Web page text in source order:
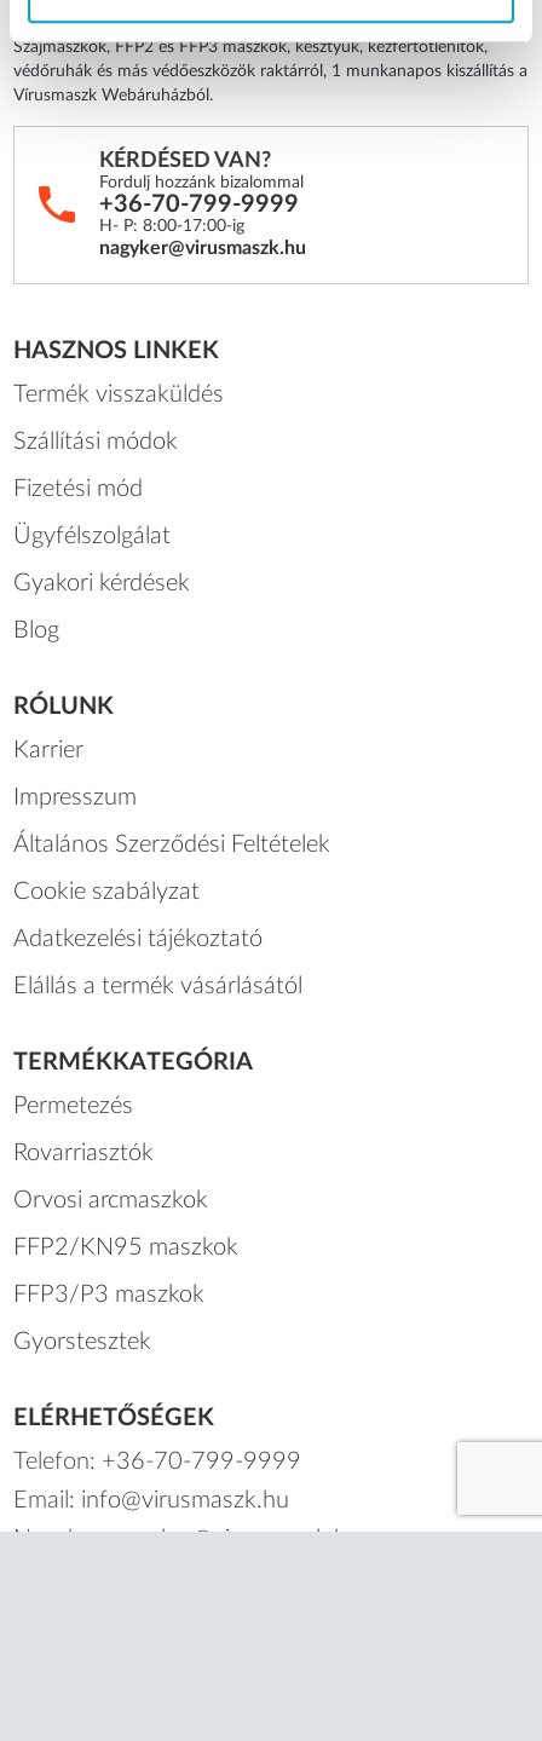
Szájmaszkok, FFP2 és FFP3 maszkok, kesztyűk, kézfertőtlenítők,
védőruhák és más védőeszközök raktárról, 1 munkanapos kiszállítás a
Vírusmaszk Webáruházból.
KÉRDÉSED VAN?
Fordulj hozzánk bizalommal
+36-70-799-9999
H- P: 8:00-17:00-ig
nagyker@virusmaszk.hu
HASZNOS LINKEK
Termék visszaküldés
Szállítási módok
Fizetési mód
Ügyfélszolgálat
Gyakori kérdések
Blog
RÓLUNK
Karrier
Impresszum
Általános Szerződési Feltételek
Cookie szabályzat
Adatkezelési tájékoztató
Elállás a termék vásárlásától
TERMÉKKATEGÓRIA
Permetezés
Rovarriasztók
Orvosi arcmaszkok
FFP2/KN95 maszkok
FFP3/P3 maszkok
Gyorstesztek
ELÉRHETŐSÉGEK
Telefon: +36-70-799-9999
Email: info@virusmaszk.hu
Nagyker:nagyker@virusmaszk.hu